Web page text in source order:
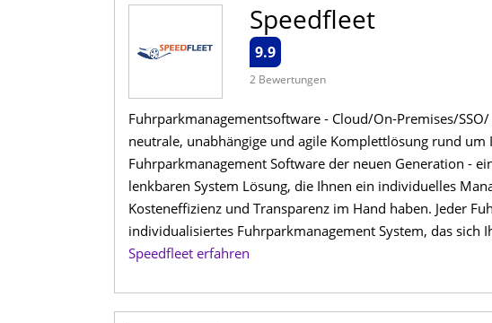
Speedfleet
9.9
2 Bewertungen
Fuhrparkmanagementsoftware - Cloud/On-Premises/
neutrale, unabhängige und agile Komplettlösung rund um
Fuhrparkmanagement Software der neuen Generation -
lenkbaren System Lösung, die Ihnen ein individuelles
Kosteneffizienz und Transparenz im Hand haben. Jeder
individualisiertes Fuhrparkmanagement System, das sich
Speedfleet erfahren